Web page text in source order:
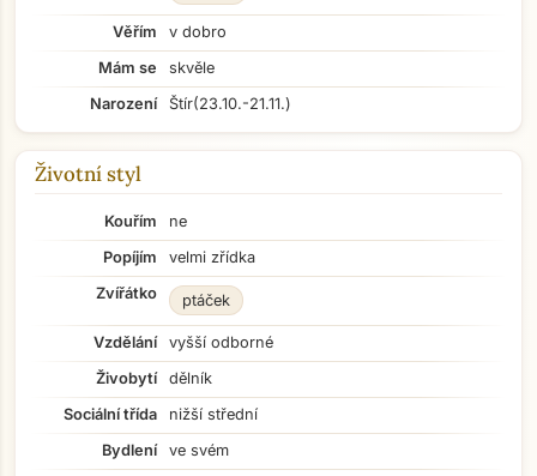
Věřím
v dobro
Mám se
skvěle
Narození
Štír(23.10.-21.11.)
Životní styl
Kouřím
ne
Popíjím
velmi zřídka
Zvířátko
ptáček
Vzdělání
vyšší odborné
Živobytí
dělník
Sociální třída
nižší střední
Bydlení
ve svém